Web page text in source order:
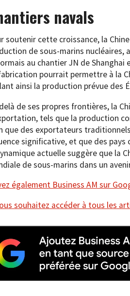
navals
soutenir cette croissance, la
de sous-marins nucléaires,
au chantier JN de Shanghai
pourrait permettre à la
ainsi la production prévue des
de ses propres frontières, la
tels que la production
que des exportateurs
significative, et que des pays
actuelle suggère que la
de sous-marins dans un
également Business AM sur
souhaitez accéder à tous les